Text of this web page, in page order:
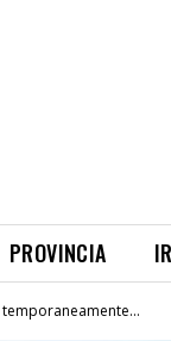
PROVINCIA
temporaneamente...